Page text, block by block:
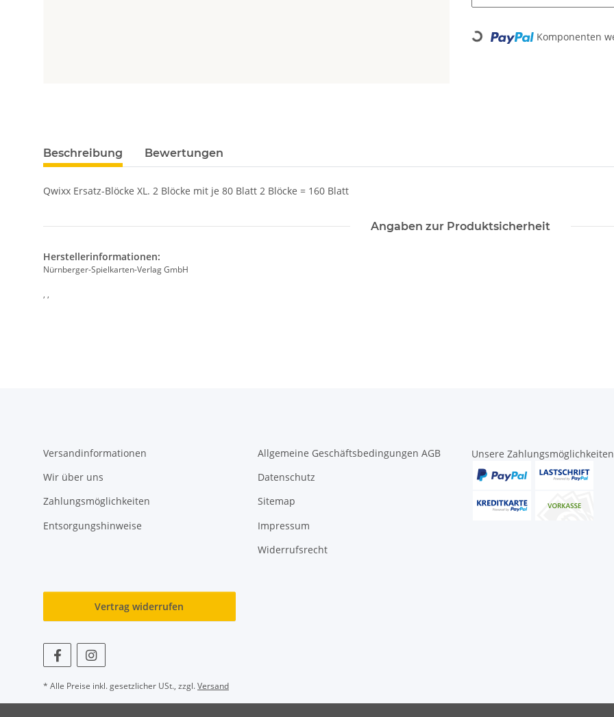
Loading... Komponenten
Beschreibung Bewertungen
Qwixx Ersatz-Blöcke XL. 2 Blöcke mit je 80 Blatt 2 Blöcke = 160 Blatt
Angaben zur Produktsicherheit
Herstellerinformationen:
Nürnberger-Spielkarten-Verlag GmbH
, ,
Versandinformationen
Wir über uns
Zahlungsmöglichkeiten
Entsorgungshinweise
Allgemeine Geschäftsbedingungen AGB
Datenschutz
Sitemap
Impressum
Widerrufsrecht
Unsere
Vertrag widerrufen
* Alle Preise inkl. gesetzlicher USt., zzgl.Versand